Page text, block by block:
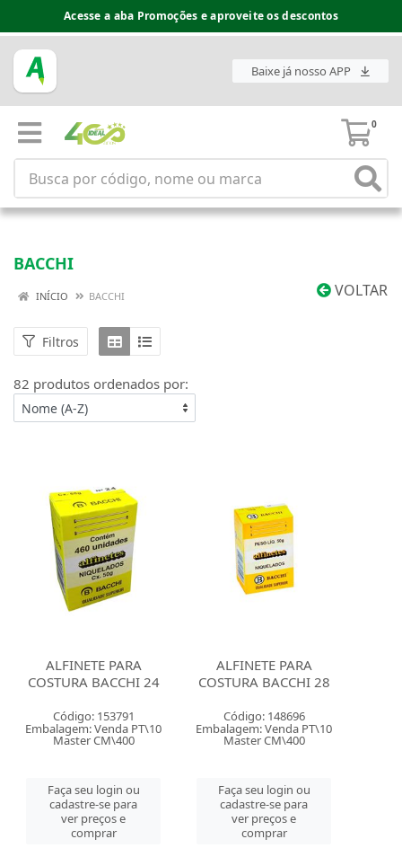
Espaço do Fornecedor disponível no acesso superior
Baixe já nosso APP
0
BACCHI
VOLTAR
INÍCIO BACCHI
Filtros
82 produtos ordenados por:
ALFINETE PARA
COSTURA BACCHI 24
Código: 153791
Embalagem: Venda PT\10
Master CM\400
Faça seu login ou
cadastre-se para
ver preços e
comprar
ALFINETE PARA
COSTURA BACCHI 28
Código: 148696
Embalagem: Venda PT\10
Master CM\400
Faça seu login ou
cadastre-se para
ver preços e
comprar